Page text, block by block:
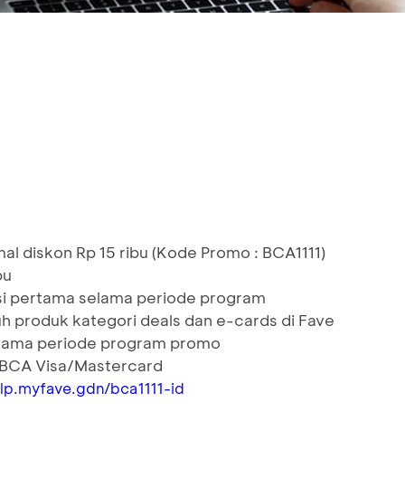
diskon Rp 15 ribu (Kode Promo : BCA1111)
pertama selama periode program
produk kategori deals dan e-cards di Fave
periode program promo
Visa/Mastercard
bca1111-id